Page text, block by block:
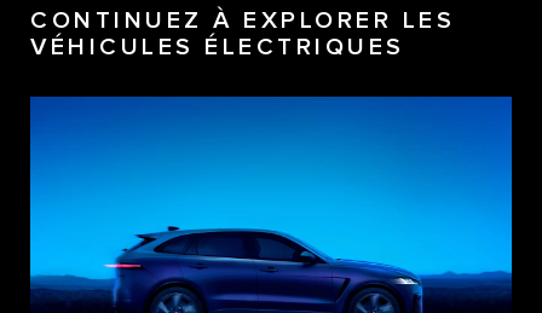
CONTINUEZ À EXPLORER LES
VÉHICULES ÉLECTRIQUES